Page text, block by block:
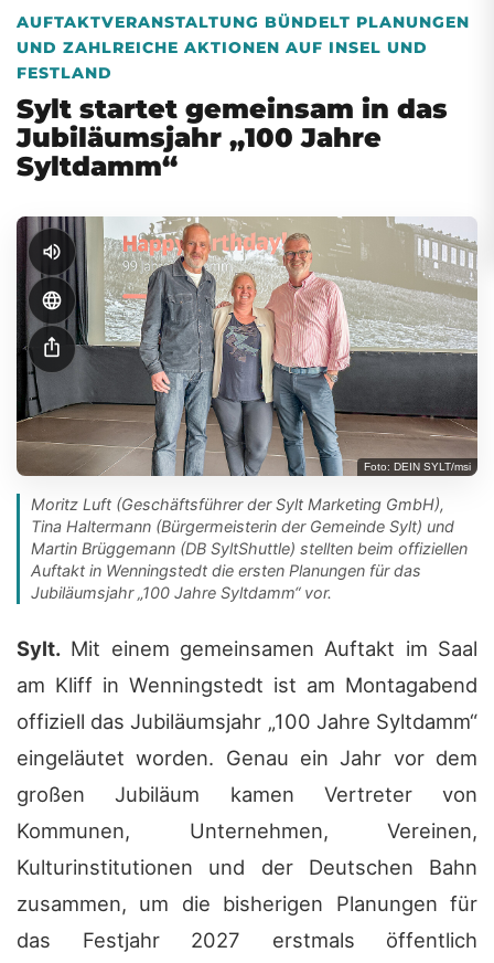
AUFTAKTVERANSTALTUNG BÜNDELT PLANUNGEN
UND ZAHLREICHE AKTIONEN AUF INSEL UND
FESTLAND
Sylt startet gemeinsam in das
Jubiläumsjahr „100 Jahre
Syltdamm“
volume_up
language
ios_share
Foto: DEIN SYLT/msi
Moritz Luft (Geschäftsführer der Sylt Marketing GmbH),
Tina Haltermann (Bürgermeisterin der Gemeinde Sylt) und
Martin Brüggemann (DB SyltShuttle) stellten beim offiziellen
Auftakt in Wenningstedt die ersten Planungen für das
Jubiläumsjahr „100 Jahre Syltdamm“ vor.
Sylt. Mit einem gemeinsamen Auftakt im Saal
am Kliff in Wenningstedt ist am Montagabend
offiziell das Jubiläumsjahr „100 Jahre Syltdamm“
eingeläutet worden. Genau ein Jahr vor dem
großen Jubiläum kamen Vertreter von
Kommunen, Unternehmen, Vereinen,
Kulturinstitutionen und der Deutschen Bahn
zusammen, um die bisherigen Planungen für
das Festjahr 2027 erstmals öffentlich